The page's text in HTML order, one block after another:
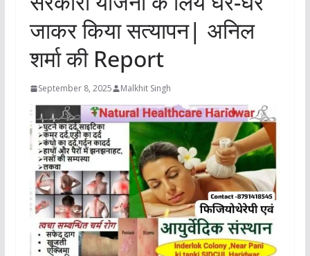
जाकर किया सत्यापन| अनिल
शर्मा की Report
September 8, 2025 Malkhit Singh